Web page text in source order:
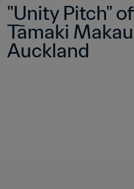
"Unity Pitch"
Tāmaki
Auckland